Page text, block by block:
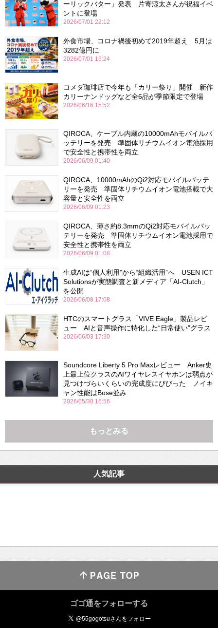
ーリックバター」発表 片寄涼太さんが祝福イベ
ントに登場
2026/07/01 22:12
外食市場、コロナ禍後初めて2019年超え 5月は
3282億円に
2026/07/01 16:24
コメダ珈琲店で今年も「カリー祭り」開催 新作
カリーナンドッグなど全6品が季節限定で登場
2026/06/16 15:52
QIROCA、ケーブル内蔵の10000mAhモバイルバ
ッテリーを発売 準固体リチウムイオン電池採用
で安全性と携帯性を両立
2026/06/09 01:40
QIROCA、10000mAhのQi2対応モバイルバッテ
リーを発売 準固体リチウムイオン電池搭載で大
容量と安全性を両立
2026/06/09 01:23
QIROCA、薄さ約8.3mmのQi2対応モバイルバッ
テリーを発売 準固体リチウムイオン電池採用で
安全性と携帯性を両立
2026/06/09 01:08
生成AIは“個人利用”から“組織活用”へ USEN ICT
Solutionsが実態調査と新メディア「AI-Clutch」
を公開
2026/06/08 17:08
HTCのスマートグラス「VIVE Eagle」製品レビ
ュー AIと音声操作に特化した“日常使い”グラス
2026/06/03 17:30
Soundcore Liberty 5 Pro Maxレビュー Anker史
上最上位クラスのAIワイヤレスイヤホンは弱点が
見つけづらいくらいの完成度にびびった ノイキ
ャン性能はBose並み
2026/05/30 16:56
もっとみる
人気記事
ゴゴ通をフォローする